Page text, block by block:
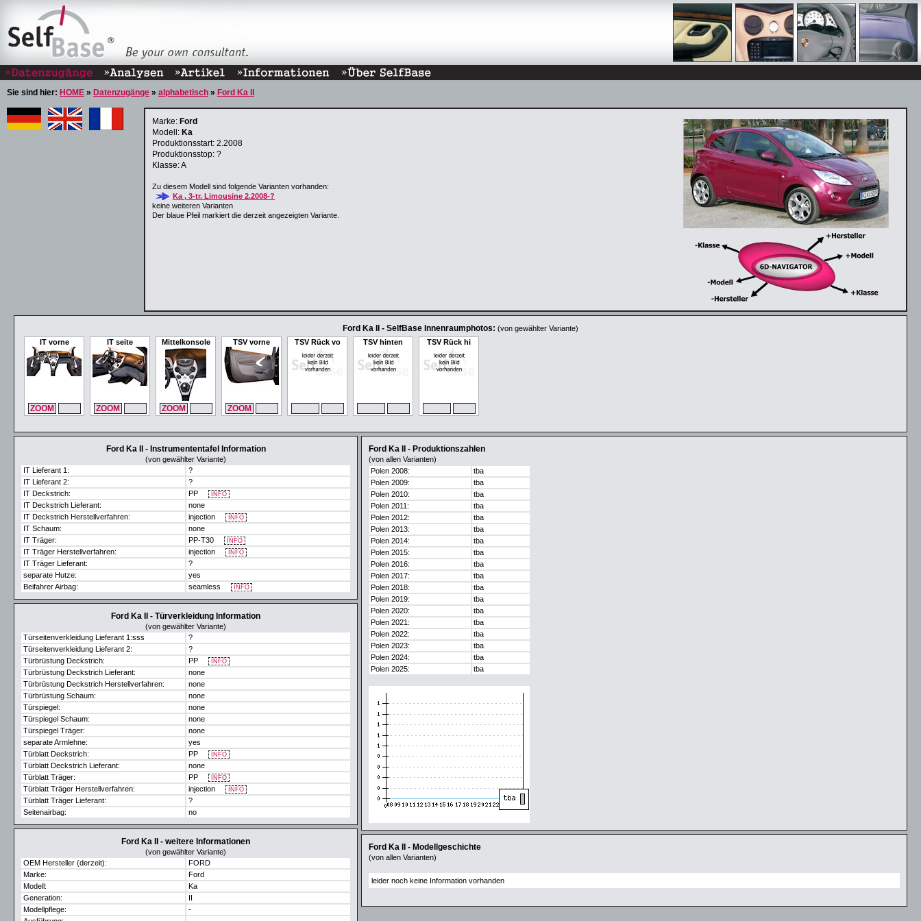
Sie sind hier: HOME » Datenzugänge » alphabetisch » Ford Ka II
Marke: Ford
Modell: Ka
Produktionsstart: 2.2008
Produktionsstop: ?
Klasse: A
Zu diesem Modell sind folgende Varianten vorhanden:
Ka , 3-tr. Limousine 2.2008-?
keine weiteren Varianten
Der blaue Pfeil markiert die derzeit angezeigten Variante.
Ford Ka II - SelfBase Innenraumphotos: (von gewählter Variante)
IT vorne
ZOOM
IT seite
ZOOM
Mittelkonsole
ZOOM
TSV vorne
ZOOM
TSV Rück vo TSV hinten TSV Rück hi
Ford Ka II - Instrumententafel Information
(von gewählter Variante)
?
IT Lieferant 1:
?
IT Lieferant 2:
PP
INFO
IT Deckstrich:
none
IT Deckstrich Lieferant:
injection
INFO
IT Deckstrich Herstellverfahren:
none
IT Schaum:
PP-T30
INFO
IT Träger:
injection
INFO
IT Träger Herstellverfahren:
?
IT Träger Lieferant:
yes
separate Hutze:
seamless
INFO
Beifahrer Airbag:
Ford Ka II - Türverkleidung Information
(von gewählter Variante)
?
Türseitenverkleidung Lieferant 1:sss
?
Türseitenverkleidung Lieferant 2:
PP
INFO
Türbrüstung Deckstrich:
none
Türbrüstung Deckstrich Lieferant:
none
Türbrüstung Deckstrich Herstellverfahren:
none
Türbrüstung Schaum:
none
Türspiegel:
none
Türspiegel Schaum:
none
Türspiegel Träger:
yes
separate Armlehne:
PP
INFO
Türblatt Deckstrich:
none
Türblatt Deckstrich Lieferant:
PP
INFO
Türblatt Träger:
injection
INFO
Türblatt Träger Herstellverfahren:
?
Türblatt Träger Lieferant:
no
Seitenairbag:
Ford Ka II - weitere Informationen
(von gewählter Variante)
FORD
OEM Hersteller (derzeit):
Ford
Marke:
Ka
Modell:
II
Generation:
-
Modellpflege:
Ford Ka II - Produktionszahlen
(von allen Varianten)
tba
Polen 2008:
tba
Polen 2009:
tba
Polen 2010:
tba
Polen 2011:
tba
Polen 2012:
tba
Polen 2013:
tba
Polen 2014:
tba
Polen 2015:
tba
Polen 2016:
tba
Polen 2017:
tba
Polen 2018:
tba
Polen 2019:
tba
Polen 2020:
tba
Polen 2021:
tba
Polen 2022:
tba
Polen 2023:
tba
Polen 2024:
tba
Polen 2025:
Ford Ka II - Modellgeschichte
(von allen Varianten)
leider noch keine Information vorhanden